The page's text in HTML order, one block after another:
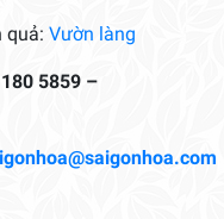
quả: Vườn làng
5859 –